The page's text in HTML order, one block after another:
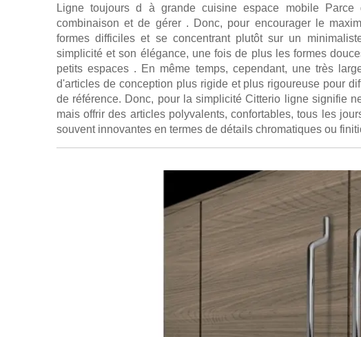
Ligne toujours d à grande cuisine espace mobile
combinaison et de gérer . Donc, pour encourager le
formes difficiles et se concentrant plutôt sur un
simplicité et son élégance, une fois de plus les formes
petits espaces . En même temps, cependant, une très
d'articles de conception plus rigide et plus rigoureuse pour
de référence. Donc, pour la simplicité Citterio ligne signifie
mais offrir des articles polyvalents, confortables, tous les
souvent innovantes en termes de détails chromatiques ou